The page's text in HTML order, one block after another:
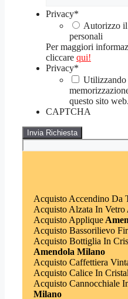
Privacy*
Autorizzo il
personali
Per maggiori
cliccare qui!
Privacy*
Utilizzando
questo sito web.
CAPTCHA
Acquisto Accendino Da
Acquisto Alzata In Vetro
Acquisto Applique
Acquisto Bassorilievo
Acquisto Bottiglia In
Amendola Milano
Acquisto Caffettiera
Acquisto Calice In
Acquisto Cannocchiale
Milano